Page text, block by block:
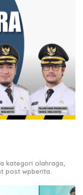
kategori olahraga,
post wpberita.